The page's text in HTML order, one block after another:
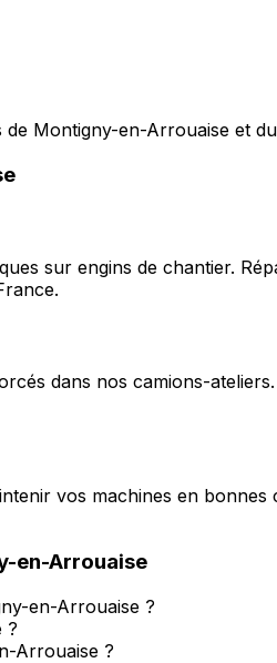
Montigny-en-Arrouaise et
sur engins de chantier.
dans nos camions-
vos machines en
en-Arrouaise
en-Arrouaise ?
?
Arrouaise ?